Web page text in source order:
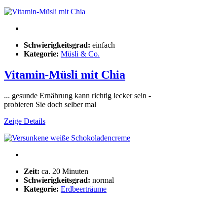
Schwierigkeitsgrad: einfach
Kategorie: Müsli & Co.
Vitamin-Müsli mit Chia
... gesunde Ernährung kann richtig lecker sein -
probieren Sie doch selber mal
Zeige Details
Zeit: ca. 20 Minuten
Schwierigkeitsgrad: normal
Kategorie: Erdbeerträume